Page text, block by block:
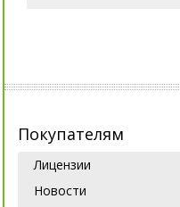
Покупателям
Лицензии
Новости